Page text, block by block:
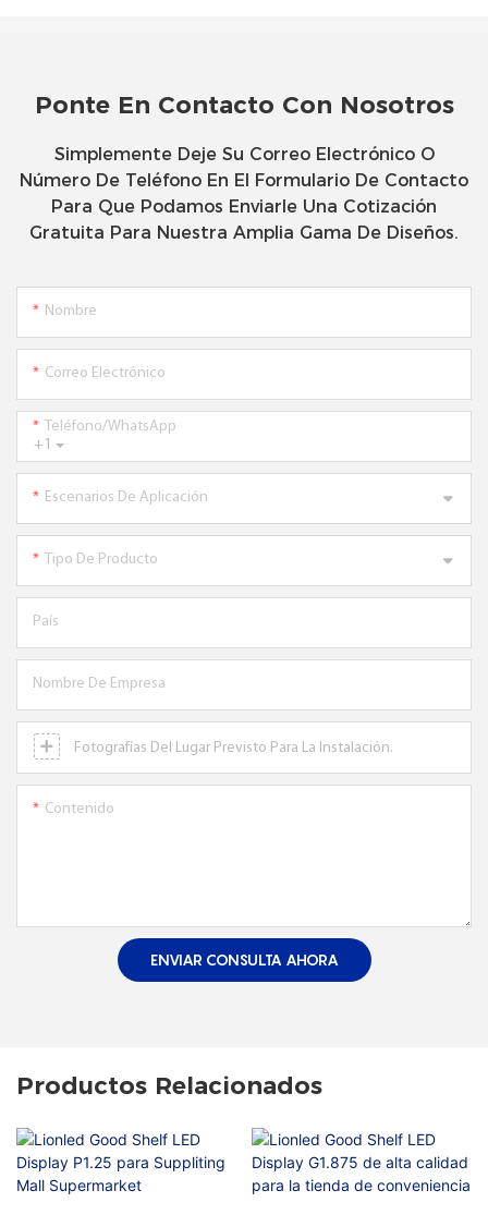
Ponte En Contacto Con Nosotros
Simplemente Deje Su Correo Electrónico O
Número De Teléfono En El Formulario De Contacto
Para Que Podamos Enviarle Una Cotización
Gratuita Para Nuestra Amplia Gama De Diseños.
Nombre
Correo Electrónico
+1
Teléfono/WhatsApp
Escenarios De Aplicación
Tipo De Producto
País
Nombre De Empresa
Fotografías Del Lugar Previsto Para La Instalación.
Contenido
ENVIAR CONSULTA AHORA
Productos Relacionados